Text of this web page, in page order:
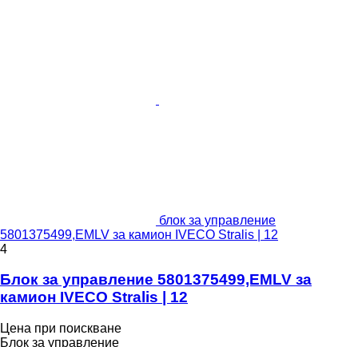
блок за управление
5801375499,EMLV за камион IVECO Stralis | 12
4
Блок за управление 5801375499,EMLV за
камион IVECO Stralis | 12
Цена при поискване
Блок за управление